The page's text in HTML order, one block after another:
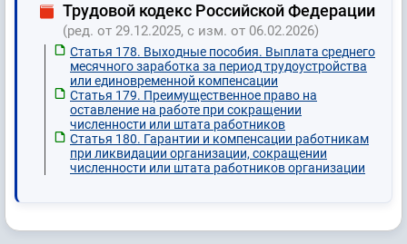
Трудовой кодекс Российской Федерации
(ред. от 29.12.2025, с изм. от 06.02.2026)
Статья 178. Выходные пособия. Выплата среднего
месячного заработка за период трудоустройства
или единовременной компенсации
Статья 179. Преимущественное право на
оставление на работе при сокращении
численности или штата работников
Статья 180. Гарантии и компенсации работникам
при ликвидации организации, сокращении
численности или штата работников организации